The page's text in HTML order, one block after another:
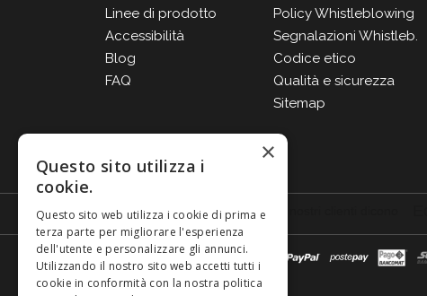
Linee di prodotto
Accessibilità
Blog
FAQ
Policy Whistleblowing
Segnalazioni Whistleb.
Codice etico
Qualità e sicurezza
Sitemap
×
Questo sito utilizza i
cookie.
Questo sito web utilizza i cookie di prima e
terza parte per migliorare l'esperienza
dell'utente e personalizzare gli annunci.
Utilizzando il nostro sito web accetti tutti i
cookie in conformità con la nostra politica